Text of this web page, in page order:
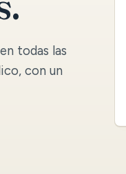
todas las
con un